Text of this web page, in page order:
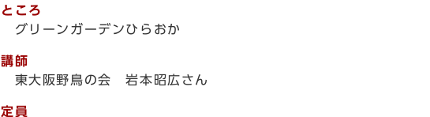
ところ
グリーンガーデンひらおか
講師
東大阪野鳥の会 岩本昭広さん
定員